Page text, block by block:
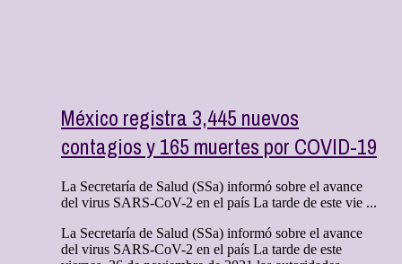
México registra 3,445 nuevos
contagios y 165 muertes por COVID-19
La Secretaría de Salud (SSa) informó sobre el avance
del virus SARS-CoV-2 en el país La tarde de este vie ...
La Secretaría de Salud (SSa) informó sobre el avance
del virus SARS-CoV-2 en el país La tarde de este